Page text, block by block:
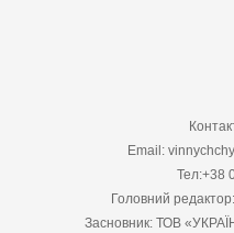
Email:
Тел:+38
Головний
Засновник: ТОВ